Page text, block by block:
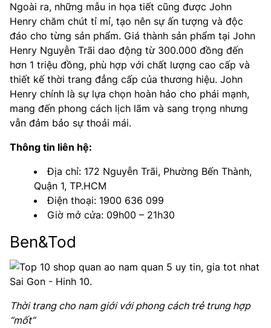
Ngoài ra, những mẫu in họa tiết cũng được John
Henry chăm chút tỉ mỉ, tạo nên sự ấn tượng và độc
đáo cho từng sản phẩm. Giá thành sản phẩm tại John
Henry Nguyễn Trãi dao động từ 300.000 đồng đến
hơn 1 triệu đồng, phù hợp với chất lượng cao cấp và
thiết kế thời trang đẳng cấp của thương hiệu. John
Henry chính là sự lựa chọn hoàn hảo cho phái mạnh,
mang đến phong cách lịch lãm và sang trọng nhưng
vẫn đảm bảo sự thoải mái.
Thông tin liên hệ:
Địa chỉ: 172 Nguyễn Trãi, Phường Bến Thành,
Quận 1, TP.HCM
Điện thoại: 1900 636 099
Giờ mở cửa: 09h00 – 21h30
Ben&Tod
Thời trang cho nam giới với phong cách trẻ trung hợp
“mốt”